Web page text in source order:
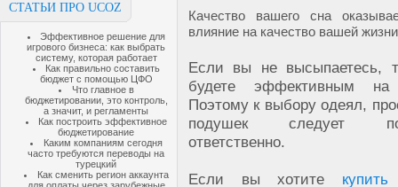
СТАТЬИ ПРО UCOZ
Эффективное решение для
игрового бизнеса: как выбрать
систему, которая работает
Как правильно составить
бюджет с помощью ЦФО
Что главное в
бюджетировании, это контроль,
а значит, и регламенты
Как построить эффективное
бюджетирование
Каким компаниям сегодня
часто требуются переводы на
турецкий
Как сменить регион аккаунта
Качество вашего сна
влияние на качество вашей
Если вы не высыпаетесь,
будете эффективным на
Поэтому к выбору одеял,
подушек следует
ответственно.
Если вы хотите